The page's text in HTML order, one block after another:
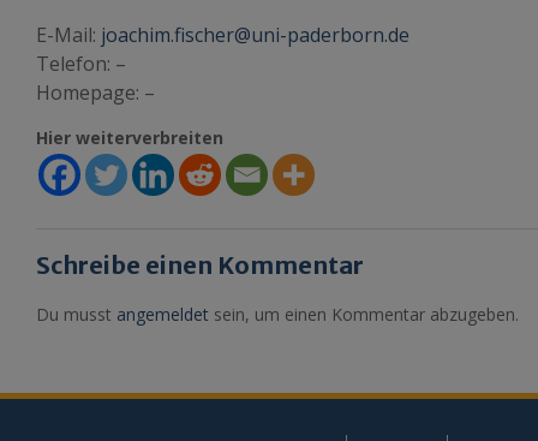
E-Mail: joachim.fischer@uni-paderborn.de
Telefon: –
Homepage: –
Hier weiterverbreiten
Schreibe einen Kommentar
Du musst angemeldet sein, um einen Kommentar abzugeben.